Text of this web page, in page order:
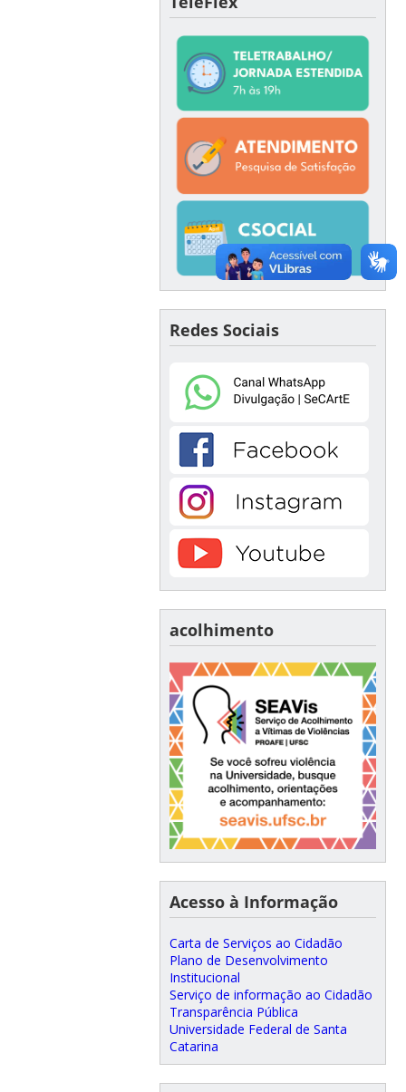
Redes Sociais
acolhimento
Acesso à Informação
Carta de Serviços ao Cidadão
Plano de Desenvolvimento
Institucional
Serviço de informação ao Cidadão
Transparência Pública
Universidade Federal de Santa
Catarina